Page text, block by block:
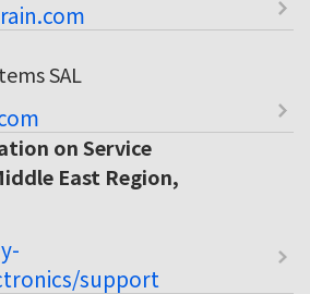
SAL
on Service
East Region,
support